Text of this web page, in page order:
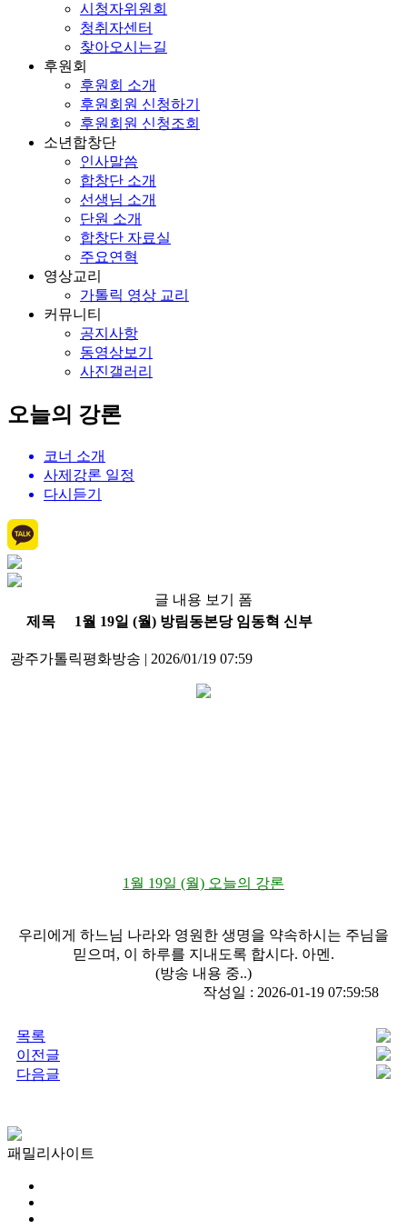
시청자위원회
청취자센터
찾아오시는길
후원회
후원회 소개
후원회원 신청하기
후원회원 신청조회
소년합창단
인사말씀
합창단 소개
선생님 소개
단원 소개
합창단 자료실
주요연혁
영상교리
가톨릭 영상 교리
커뮤니티
공지사항
동영상보기
사진갤러리
오늘의 강론
코너 소개
사제강론 일정
다시듣기
글 내용 보기 폼
제목
1월 19일 (월) 방림동본당 임동혁 신부
광주가톨릭평화방송 | 2026/01/19 07:59
1월 19일 (월) 오늘의 강론
우리에게 하느님 나라와 영원한 생명을 약속하시는 주님을
믿으며, 이 하루를 지내도록 합시다. 아멘.
(방송 내용 중..)
작성일 : 2026-01-19 07:59:58
목록
이전글
다음글
패밀리사이트